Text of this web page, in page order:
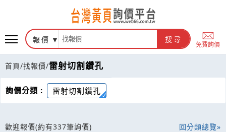
報價 搜尋
免費詢價
首頁/找報價/雷射切割鑽孔
詢價分類 : 雷射切割鑽孔
歡迎報價(約有337筆詢價) 回分類總覽